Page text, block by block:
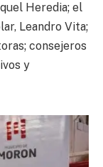
Heredia; el
Leandro Vita;
consejeros
y